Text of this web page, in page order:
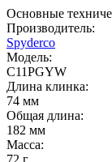
Основные
Производитель:
Spyderco
Модель:
C11PGYW
Длина клинка:
74 мм
Общая длина:
182 мм
Масса: